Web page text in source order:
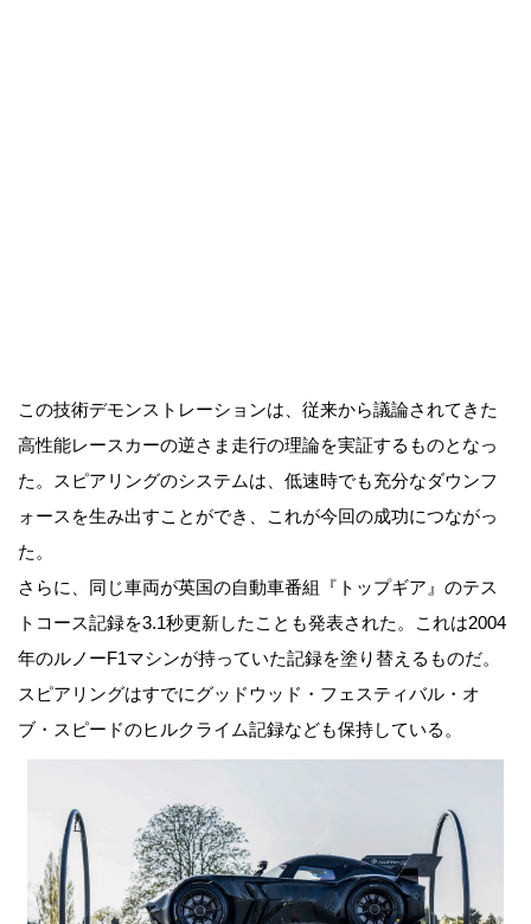
この技術デモンストレーションは、従来から議論されてきた
高性能レースカーの逆さま走行の理論を実証するものとなっ
た。スピアリングのシステムは、低速時でも充分なダウンフ
ォースを生み出すことができ、これが今回の成功につながっ
た。
さらに、同じ車両が英国の自動車番組『トップギア』のテス
トコース記録を3.1秒更新したことも発表された。これは2004
年のルノーF1マシンが持っていた記録を塗り替えるものだ。
スピアリングはすでにグッドウッド・フェスティバル・オ
ブ・スピードのヒルクライム記録なども保持している。